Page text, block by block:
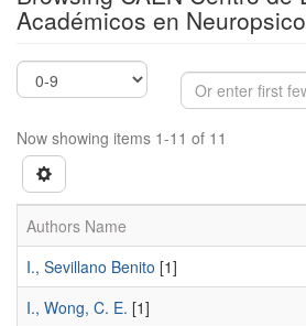
Académicos en
Now showing items 1-11 of 11
Authors Name
I., Sevillano Benito [1]
I., Wong, C. E. [1]